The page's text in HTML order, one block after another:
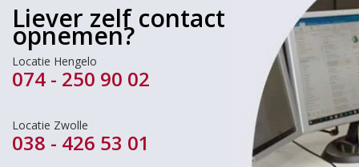
Liever zelf contact
opnemen?
Locatie Hengelo
074 - 250 90 02
Locatie Zwolle
038 - 426 53 01